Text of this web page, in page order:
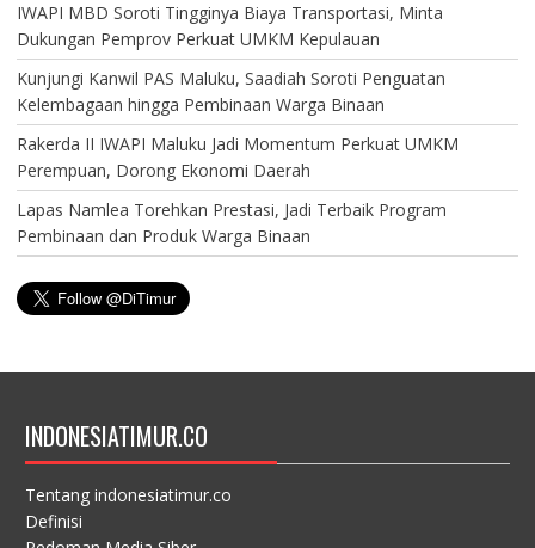
IWAPI MBD Soroti Tingginya Biaya Transportasi, Minta
Dukungan Pemprov Perkuat UMKM Kepulauan
Kunjungi Kanwil PAS Maluku, Saadiah Soroti Penguatan
Kelembagaan hingga Pembinaan Warga Binaan
Rakerda II IWAPI Maluku Jadi Momentum Perkuat UMKM
Perempuan, Dorong Ekonomi Daerah
Lapas Namlea Torehkan Prestasi, Jadi Terbaik Program
Pembinaan dan Produk Warga Binaan
INDONESIATIMUR.CO
Tentang indonesiatimur.co
Definisi